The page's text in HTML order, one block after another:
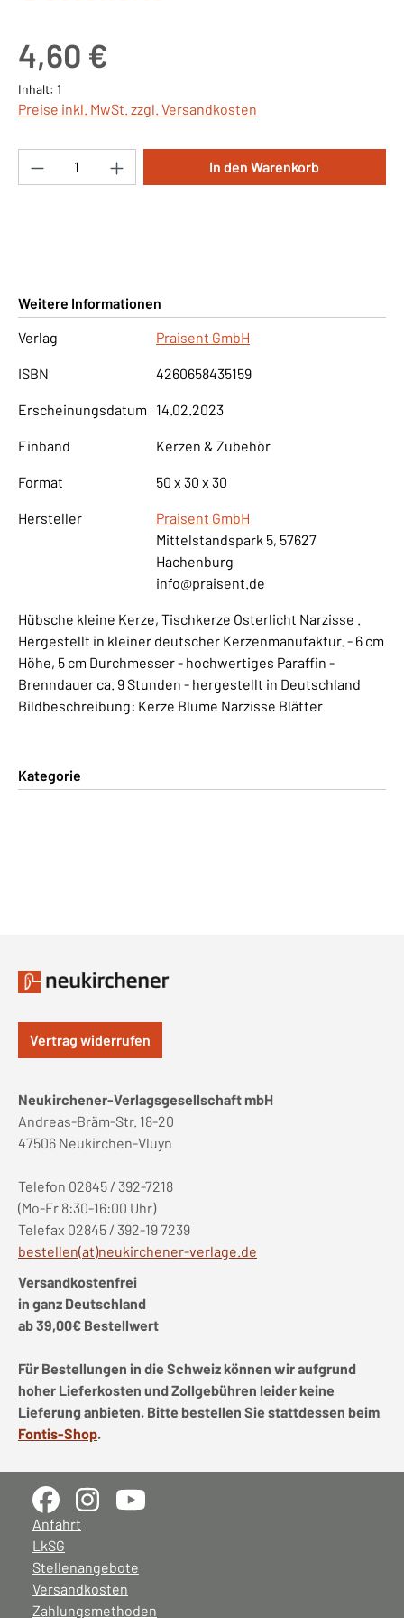
4,60 €
Inhalt: 1
Preise inkl. MwSt. zzgl. Versandkosten
Produkt Anzahl: Gib den gewünschten
In den Warenkorb
Weitere Informationen
Verlag
Praisent GmbH
ISBN 4260658435159
Erscheinungsdatum 14.02.2023
Einband Kerzen & Zubehör
Format 50 x 30 x 30
Hersteller
Praisent GmbH
Mittelstandspark 5, 57627
Hachenburg
info@praisent.de
Hübsche kleine Kerze, Tischkerze Osterlicht Narzisse .
Hergestellt in kleiner deutscher Kerzenmanufaktur. - 6 cm
Höhe, 5 cm Durchmesser - hochwertiges Paraffin -
Brenndauer ca. 9 Stunden - hergestellt in Deutschland
Bildbeschreibung: Kerze Blume Narzisse Blätter
Kategorie
Vertrag widerrufen
Neukirchener-Verlagsgesellschaft mbH
Andreas-Bräm-Str. 18-20
47506 Neukirchen-Vluyn
Telefon 02845 / 392-7218
(Mo-Fr 8:30-16:00 Uhr)
Telefax 02845 / 392-19 7239
bestellen(at)neukirchener-verlage.de
Versandkostenfrei
in ganz Deutschland
ab 39,00€ Bestellwert
Für Bestellungen in die Schweiz können wir aufgrund
hoher Lieferkosten und Zollgebühren leider keine
Lieferung anbieten. Bitte bestellen Sie stattdessen beim
Fontis-Shop.
Anfahrt
LkSG
Stellenangebote
Versandkosten
Zahlungsmethoden